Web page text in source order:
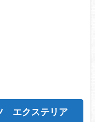
エクステリア